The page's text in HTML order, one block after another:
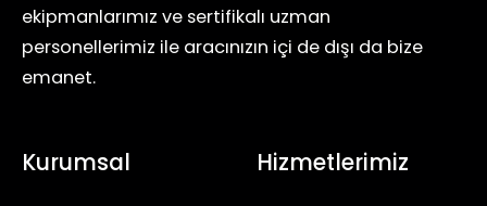
ekipmanlarımız ve sertifikalı uzman
personellerimiz ile aracınızın içi de dışı da bize
emanet.
Kurumsal Hizmetlerimiz